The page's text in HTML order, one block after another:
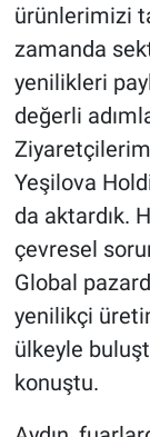
ürünlerimizi
zamanda
yenilikleri
değerli
Yeşilova
da aktardık.
çevresel
Global
yenilikçi
ülkeyle
konuştu.